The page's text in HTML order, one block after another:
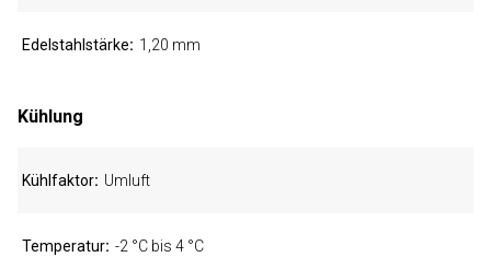
Edelstahlstärke 1,20 mm
Kühlung
Kühlfaktor Umluft
Temperatur -2 °C bis 4 °C